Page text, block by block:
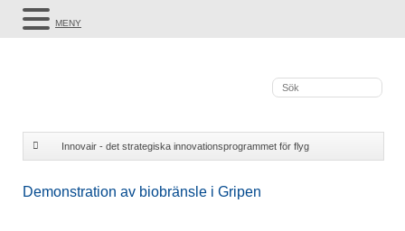
Innovair - det strategiska innovationsprogrammet för flyg
Demonstration av biobränsle i Gripen
MENY